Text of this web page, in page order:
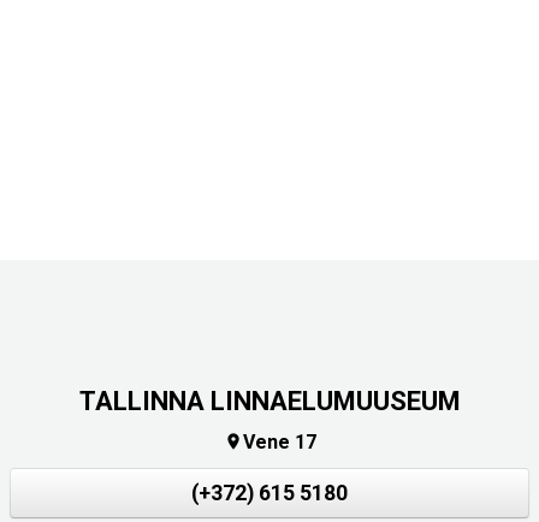
TALLINNA LINNAELUMUUSEUM
Vene 17
(+372) 615 5180